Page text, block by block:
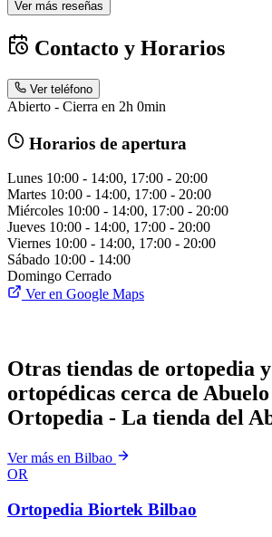
Ver más reseñas
Contacto y Horarios
Ver teléfono
Abierto - Cierra en 2h 0min
Horarios de apertura
Lunes 10:00 - 14:00, 17:00 - 20:00
Martes 10:00 - 14:00, 17:00 - 20:00
Miércoles 10:00 - 14:00, 17:00 - 20:00
Jueves 10:00 - 14:00, 17:00 - 20:00
Viernes 10:00 - 14:00, 17:00 - 20:00
Sábado 10:00 - 14:00
Domingo Cerrado
Ver en Google Maps
Otras tiendas de ortopedia
ortopédicas cerca de
Ortopedia - La tienda del
Ver más en Bilbao
OR
Ortopedia Biortek Bilbao